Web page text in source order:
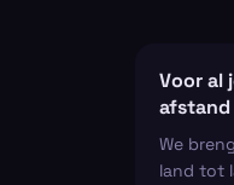
Voor al
afstand
We
land tot